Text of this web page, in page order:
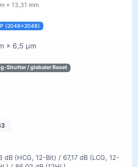
× 13,31 mm
(2048×2048)
× 6,5 µm
Shutter / globaler Reset
dB (HCG, 12-Bit) / 67,17 dB (LCG, 12-